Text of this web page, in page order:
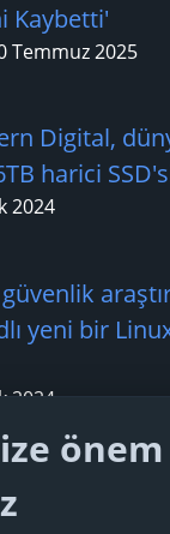
Kaybetti'
Temmuz 2025
Digital,
harici
2024
yeni bir
2024
10.
Witcher 3
önem